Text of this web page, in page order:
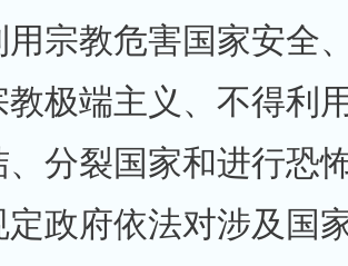
用宗教危害国家安全
教极端主义、不得利
、分裂国家和进行恐
定政府依法对涉及国